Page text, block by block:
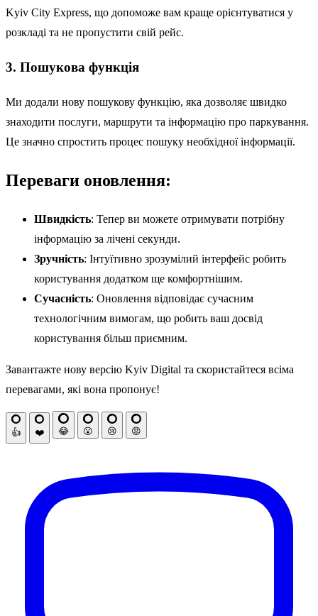
Kyiv City Express, що допоможе вам краще орієнтуватися у
розкладі та не пропустити свій рейс.
3. Пошукова функція
Ми додали нову пошукову функцію, яка дозволяє швидко
знаходити послуги, маршрути та інформацію про паркування.
Це значно спростить процес пошуку необхідної інформації.
Переваги оновлення:
Швидкість: Тепер ви можете отримувати потрібну
інформацію за лічені секунди.
Зручність: Інтуїтивно зрозумілий інтерфейс робить
користування додатком ще комфортнішим.
Сучасність: Оновлення відповідає сучасним
технологічним вимогам, що робить ваш досвід
користування більш приємним.
Завантажте нову версію Kyiv Digital та скористайтеся всіма
перевагами, які вона пропонує!
👍 ❤️ 😂 😮 😢 😡